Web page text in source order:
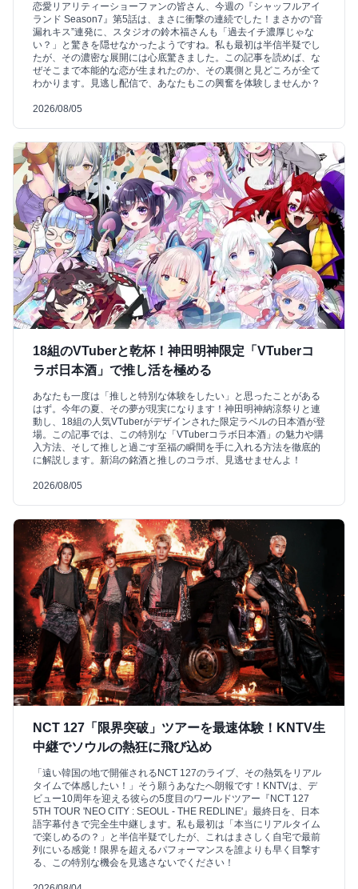
恋愛リアリティーショーファンの皆さん、今週の『シャッフルアイ
ランド Season7』第5話は、まさに衝撃の連続でした！まさかの“音
漏れキス”連発に、スタジオの鈴木福さんも「過去イチ濃厚じゃな
い？」と驚きを隠せなかったようですね。私も最初は半信半疑でし
たが、その濃密な展開には心底驚きました。この記事を読めば、な
ぜそこまで本能的な恋が生まれたのか、その裏側と見どころが全て
わかります。見逃し配信で、あなたもこの興奮を体験しませんか？
2026/08/05
18組のVTuberと乾杯！神田明神限定「VTuberコ
ラボ日本酒」で推し活を極める
あなたも一度は「推しと特別な体験をしたい」と思ったことがある
はず。今年の夏、その夢が現実になります！神田明神納涼祭りと連
動し、18組の人気VTuberがデザインされた限定ラベルの日本酒が登
場。この記事では、この特別な「VTuberコラボ日本酒」の魅力や購
入方法、そして推しと過ごす至福の瞬間を手に入れる方法を徹底的
に解説します。新潟の銘酒と推しのコラボ、見逃せませんよ！
2026/08/05
NCT 127「限界突破」ツアーを最速体験！KNTV生
中継でソウルの熱狂に飛び込め
「遠い韓国の地で開催されるNCT 127のライブ、その熱気をリアル
タイムで体感したい！」そう願うあなたへ朗報です！KNTVは、デ
ビュー10周年を迎える彼らの5度目のワールドツアー『NCT 127
5TH TOUR 'NEO CITY : SEOUL - THE REDLINE'』最終日を、日本
語字幕付きで完全生中継します。私も最初は「本当にリアルタイム
で楽しめるの？」と半信半疑でしたが、これはまさしく自宅で最前
列にいる感覚！限界を超えるパフォーマンスを誰よりも早く目撃す
る、この特別な機会を見逃さないでください！